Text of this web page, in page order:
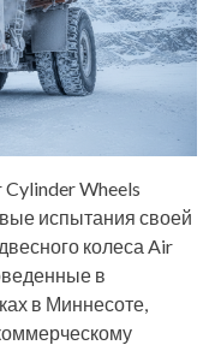
Wheels
испытания своей
колеса Air
в
в Миннесоте,